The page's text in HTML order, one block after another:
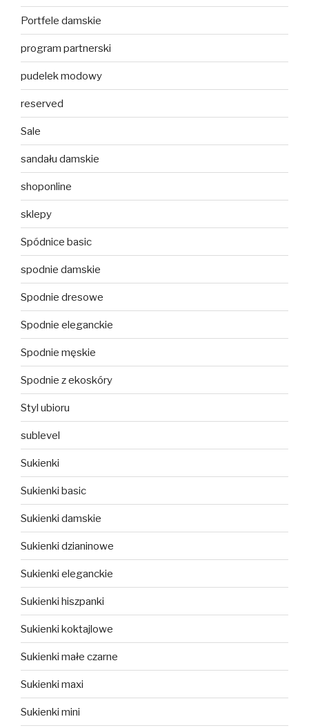
Portfele damskie
program partnerski
pudelek modowy
reserved
Sale
sandału damskie
shoponline
sklepy
Spódnice basic
spodnie damskie
Spodnie dresowe
Spodnie eleganckie
Spodnie męskie
Spodnie z ekoskóry
Styl ubioru
sublevel
Sukienki
Sukienki basic
Sukienki damskie
Sukienki dzianinowe
Sukienki eleganckie
Sukienki hiszpanki
Sukienki koktajlowe
Sukienki małe czarne
Sukienki maxi
Sukienki mini